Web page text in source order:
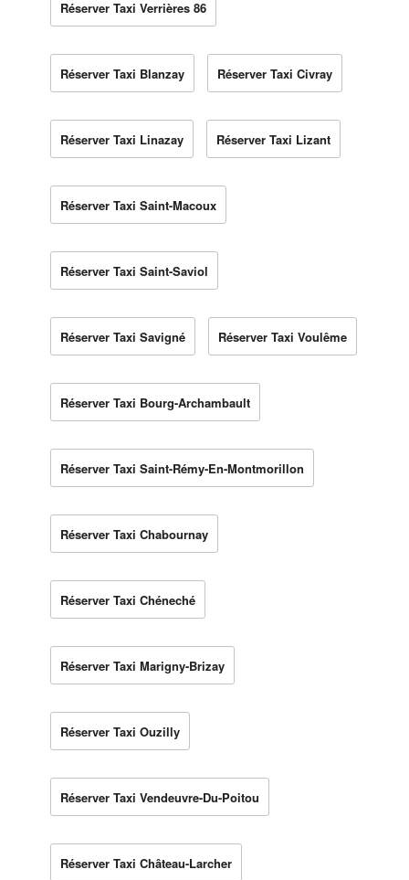
Réserver Taxi Verrières 86
Réserver Taxi Blanzay Réserver Taxi Civray
Réserver Taxi Linazay Réserver Taxi Lizant
Réserver Taxi Saint-Macoux
Réserver Taxi Saint-Saviol
Réserver Taxi Savigné Réserver Taxi Voulême
Réserver Taxi Bourg-Archambault
Réserver Taxi Saint-Rémy-En-Montmorillon
Réserver Taxi Chabournay
Réserver Taxi Chéneché
Réserver Taxi Marigny-Brizay
Réserver Taxi Ouzilly
Réserver Taxi Vendeuvre-Du-Poitou
Réserver Taxi Château-Larcher